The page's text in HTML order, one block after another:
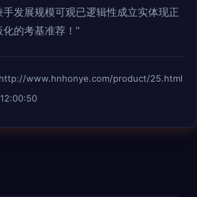
发展规模可观已逻辑性成立实体现正
的考基准荐！”
http://www.hnhonye.com/product/25.html